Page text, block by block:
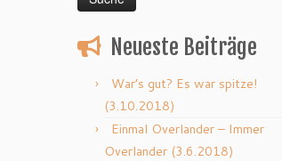
Neueste Beiträge
War’s gut? Es war spitze!
(3.10.2018)
Einmal Overlander – Immer
Overlander (3.6.2018)